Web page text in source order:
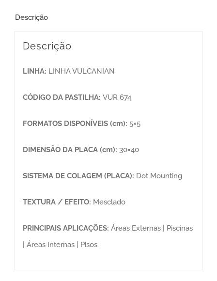
Descrição
Descrição
LINHA: LINHA VULCANIAN
CÓDIGO DA PASTILHA: VUR 674
FORMATOS DISPONÍVEIS (cm): 5×5
DIMENSÃO DA PLACA (cm): 30×40
SISTEMA DE COLAGEM (PLACA): Dot Mounting
TEXTURA / EFEITO: Mesclado
PRINCIPAIS APLICAÇÕES: Áreas Externas | Piscinas
| Áreas Internas | Pisos